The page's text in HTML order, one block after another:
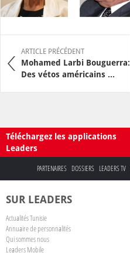
ARTICLE PRÉCÉDENT
Mohamed Larbi Bouguerra:
Des vétos américains ...
Téléchargez les applications
Leaders
PARTENAIRES DOSSIERS LEADERS TV
SUR LEADERS
Actualités Tunisie
Annuaire de personnalités
Qui sommes nous
Leaders Mobile